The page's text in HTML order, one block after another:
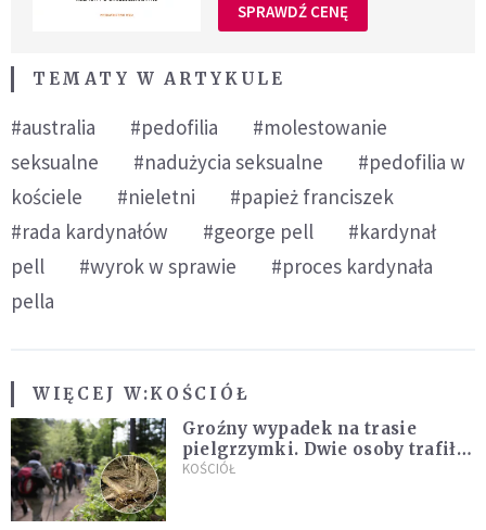
SPRAWDŹ CENĘ
TEMATY W ARTYKULE
#australia #pedofilia
#molestowanie
seksualne
#nadużycia seksualne
#pedofilia w
kościele
#nieletni
#papież franciszek
#rada kardynałów
#george pell
#kardynał
pell
#wyrok w sprawie
#proces kardynała
pella
WIĘCEJ W:KOŚCIÓŁ
Groźny wypadek na trasie
pielgrzymki. Dwie osoby trafiły
do szpitala
KOŚCIÓŁ